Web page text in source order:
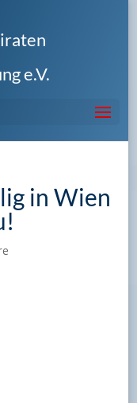
e.V.
in Wien